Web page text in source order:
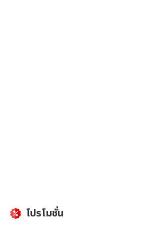
โปรโมชั่น